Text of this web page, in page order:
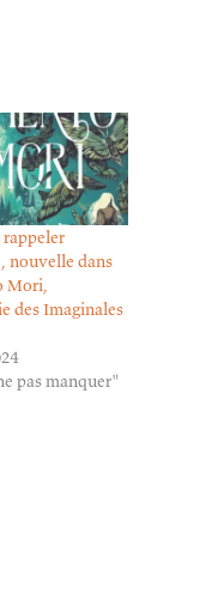
rappeler
nouvelle dans
Mori,
des Imaginales
pas manquer"